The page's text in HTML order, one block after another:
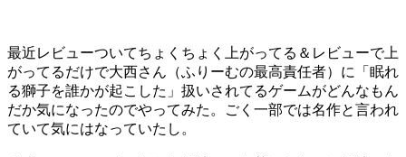
最近レビューついてちょくちょく上がってる＆レビューで上
がってるだけで大西さん（ふりーむの最高責任者）に「眠れ
る獅子を誰かが起こした」扱いされてるゲームがどんなもん
だか気になったのでやってみた。ごく一部では名作と言われ
ていて気にはなっていたし。